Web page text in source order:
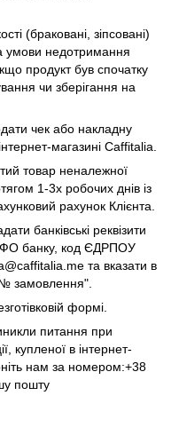
(браковані, зіпсовані)
умови недотримання
продукт був спочатку
чи зберігання на
чек або накладну
магазині Caffitalia.
товар неналежної
1-3х робочих днів із
рахунок Клієнта.
банківські реквізити
банку, код ЄДРПОУ
та вказати в
замовлення".
формі.
питання при
купленої в інтернет-
нам за номером:+38
пошту